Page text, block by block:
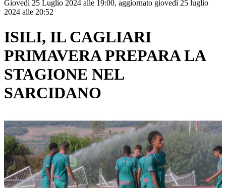
Giovedì 25 Luglio 2024 alle 19:00, aggiornato giovedì 25 luglio
2024 alle 20:52
ISILI, IL CAGLIARI
PRIMAVERA PREPARA LA
STAGIONE NEL
SARCIDANO